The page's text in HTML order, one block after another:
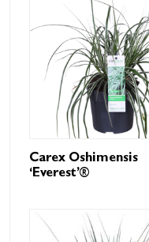
Carex Oshimensis
‘Everest’®